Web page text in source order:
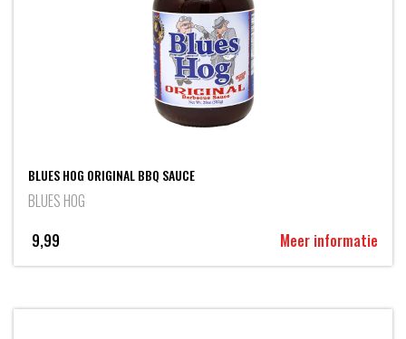
BLUES HOG ORIGINAL BBQ SAUCE
BLUES HOG
9,99
Meer informatie